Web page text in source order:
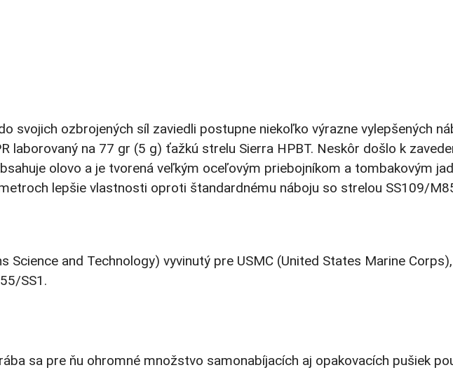
svojich ozbrojených síl zaviedli postupne niekoľko výrazne vylepšených
na 77 gr (5 g) ťažkú strelu Sierra HPBT. Neskôr došlo k
olovo a je tvorená veľkým oceľovým priebojníkom a tombakovým
lepšie vlastnosti oproti štandardnému náboju so strelou SS109/
and Technology) vyvinutý pre USMC (United States Marine
SS1.
sa pre ňu ohromné množstvo samonabíjacích aj opakovacích pušiek